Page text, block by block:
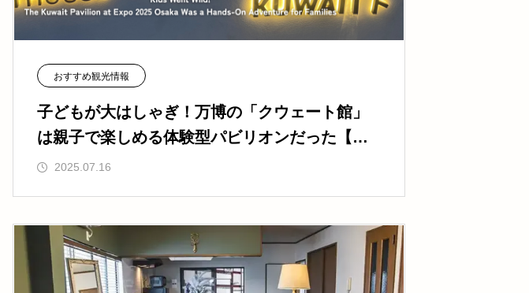
おすすめ観光情報
子どもが大はしゃぎ！万博の「クウェート館」
は親子で楽しめる体験型パビリオンだった【現
地レポVol.7】
2025.07.16